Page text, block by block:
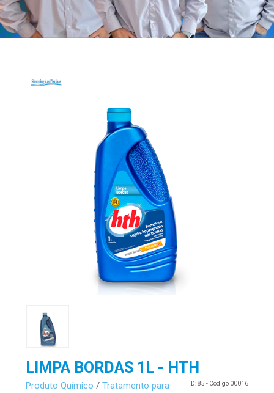
LIMPA BORDAS 1L - HTH
Produto Químico / Tratamento para
ID: 85 - Código 00016